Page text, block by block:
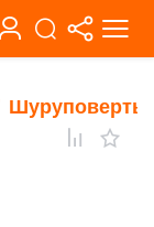
Шуруповерты